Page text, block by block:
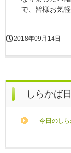
で、皆様お気
2018年09月14日
しらかば
「今日のしら